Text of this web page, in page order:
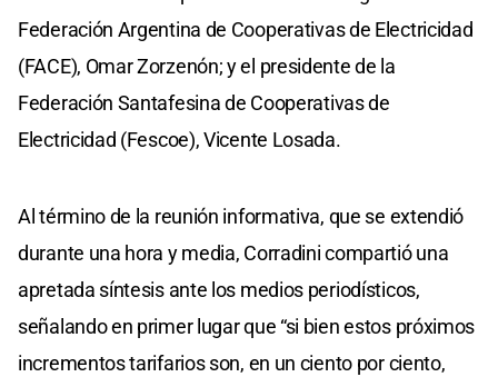
Federación Argentina de Cooperativas de Electricidad
(FACE), Omar Zorzenón; y el presidente de la
Federación Santafesina de Cooperativas de
Electricidad (Fescoe), Vicente Losada.
Al término de la reunión informativa, que se extendió
durante una hora y media, Corradini compartió una
apretada síntesis ante los medios periodísticos,
señalando en primer lugar que “si bien estos próximos
incrementos tarifarios son, en un ciento por ciento,